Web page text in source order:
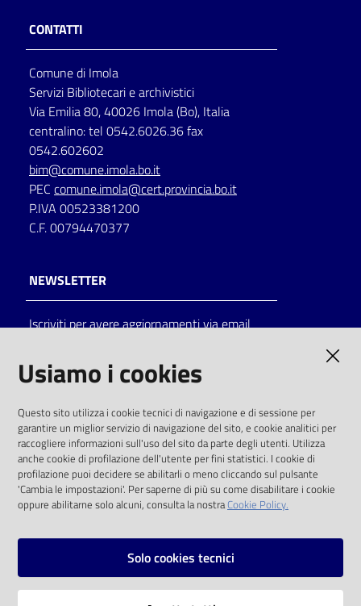
CONTATTI
Comune di Imola
Servizi Bibliotecari e archivistici
Via Emilia 80, 40026 Imola (Bo), Italia
centralino: tel 0542.6026.36 fax
0542.602602
bim@comune.imola.bo.it
PEC comune.imola@cert.provincia.bo.it
P.IVA 00523381200
C.F. 00794470377
NEWSLETTER
Iscriviti per avere aggiornamenti via email
solo alle condizioni previste dalla direttiva
comunitaria 2003/98/CE e dal d.lgs. 36/2006
SOCIAL
Instagram
Usiamo i cookies
Questo sito utilizza i cookie tecnici di navigazione e di sessione per
garantire un miglior servizio di navigazione del sito, e cookie analitici per
raccogliere informazioni sull'uso del sito da parte degli utenti. Utilizza
anche cookie di profilazione dell'utente per fini statistici. I cookie di
profilazione puoi decidere se abilitarli o meno cliccando sul pulsante
'Cambia le impostazioni'. Per saperne di più su come disabilitare i cookie
oppure abilitarne solo alcuni, consulta la nostraCookie Policy.
Solo cookies tecnici